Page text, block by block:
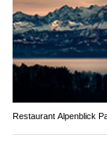
Restaurant Alpenblick